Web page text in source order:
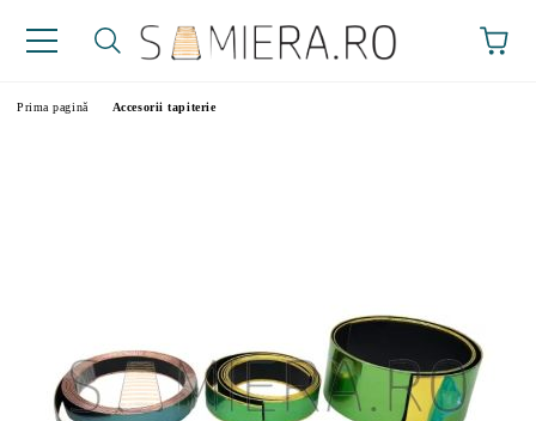
Prima pagină Accesorii tapiterie